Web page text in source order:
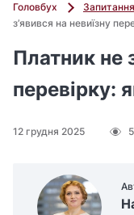
Головбух Запитання
з’явився на невиїзну
Платник не
перевірку:
12 грудня 2025